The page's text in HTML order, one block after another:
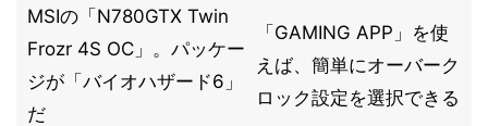
MSIの「N780GTX Twin
Frozr 4S OC」。パッケー
ジが「バイオハザード6」
だ
「GAMING APP」を使
えば、簡単にオーバーク
ロック設定を選択できる